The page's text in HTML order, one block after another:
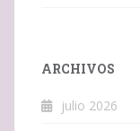
ARCHIVOS
julio 2026